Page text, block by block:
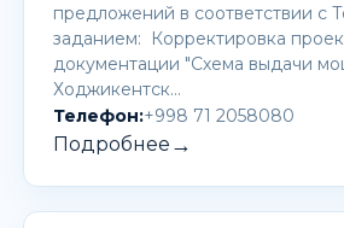
предложений в соответствии с
заданием: Корректировка
документации "Схема выдачи
Ходжикентск…
Телефон:+998 71 2058080
Подробнее →